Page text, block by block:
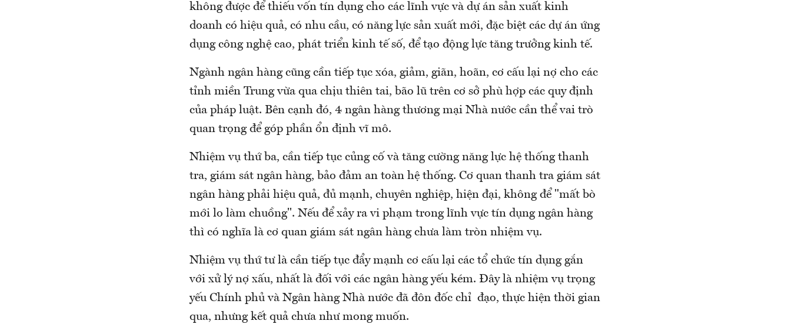
không được để thiếu vốn tín dụng cho các lĩnh vực và dự án sản xuất kinh
doanh có hiệu quả, có nhu cầu, có năng lực sản xuất mới, đặc biệt các dự án ứng
dụng công nghệ cao, phát triển kinh tế số, để tạo động lực tăng trưởng kinh tế.
Ngành ngân hàng cũng cần tiếp tục xóa, giảm, giãn, hoãn, cơ cấu lại nợ cho các
tỉnh miền Trung vừa qua chịu thiên tai, bão lũ trên cơ sở phù hợp các quy định
của pháp luật. Bên cạnh đó, 4 ngân hàng thương mại Nhà nước cần thể vai trò
quan trọng để góp phần ổn định vĩ mô.
Nhiệm vụ thứ ba, cần tiếp tục củng cố và tăng cường năng lực hệ thống thanh
tra, giám sát ngân hàng, bảo đảm an toàn hệ thống. Cơ quan thanh tra giám sát
ngân hàng phải hiệu quả, đủ mạnh, chuyên nghiệp, hiện đại, không để "mất bò
mới lo làm chuồng". Nếu để xảy ra vi phạm trong lĩnh vực tín dụng ngân hàng
thì có nghĩa là cơ quan giám sát ngân hàng chưa làm tròn nhiệm vụ.
Nhiệm vụ thứ tư là cần tiếp tục đẩy mạnh cơ cấu lại các tổ chức tín dụng gắn
với xử lý nợ xấu, nhất là đối với các ngân hàng yếu kém. Đây là nhiệm vụ trọng
yếu Chính phủ và Ngân hàng Nhà nước đã đôn đốc chỉ đạo, thực hiện thời gian
qua, nhưng kết quả chưa như mong muốn.